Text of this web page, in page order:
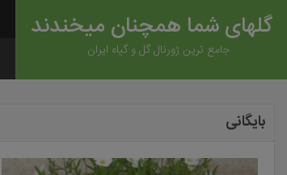
گلهای شما همچنان میخندند
جامع ترین ژورنال گل و گیاه ایران
بایگانی